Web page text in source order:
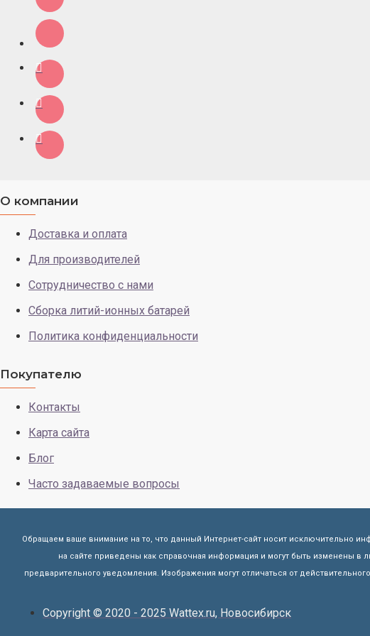
О компании
Доставка и оплата
Для производителей
Сотрудничество с нами
Сборка литий-ионных батарей
Политика конфиденциальности
Покупателю
Контакты
Карта сайта
Блог
Часто задаваемые вопросы
Обращаем ваше внимание на то, что данный Интернет-сайт носит исключительно
на сайте приведены как справочная информация и могут быть изменены
предварительного уведомления. Изображения могут отличаться от
Copyright © 2020 - 2025 Wattex.ru, Новосибирск